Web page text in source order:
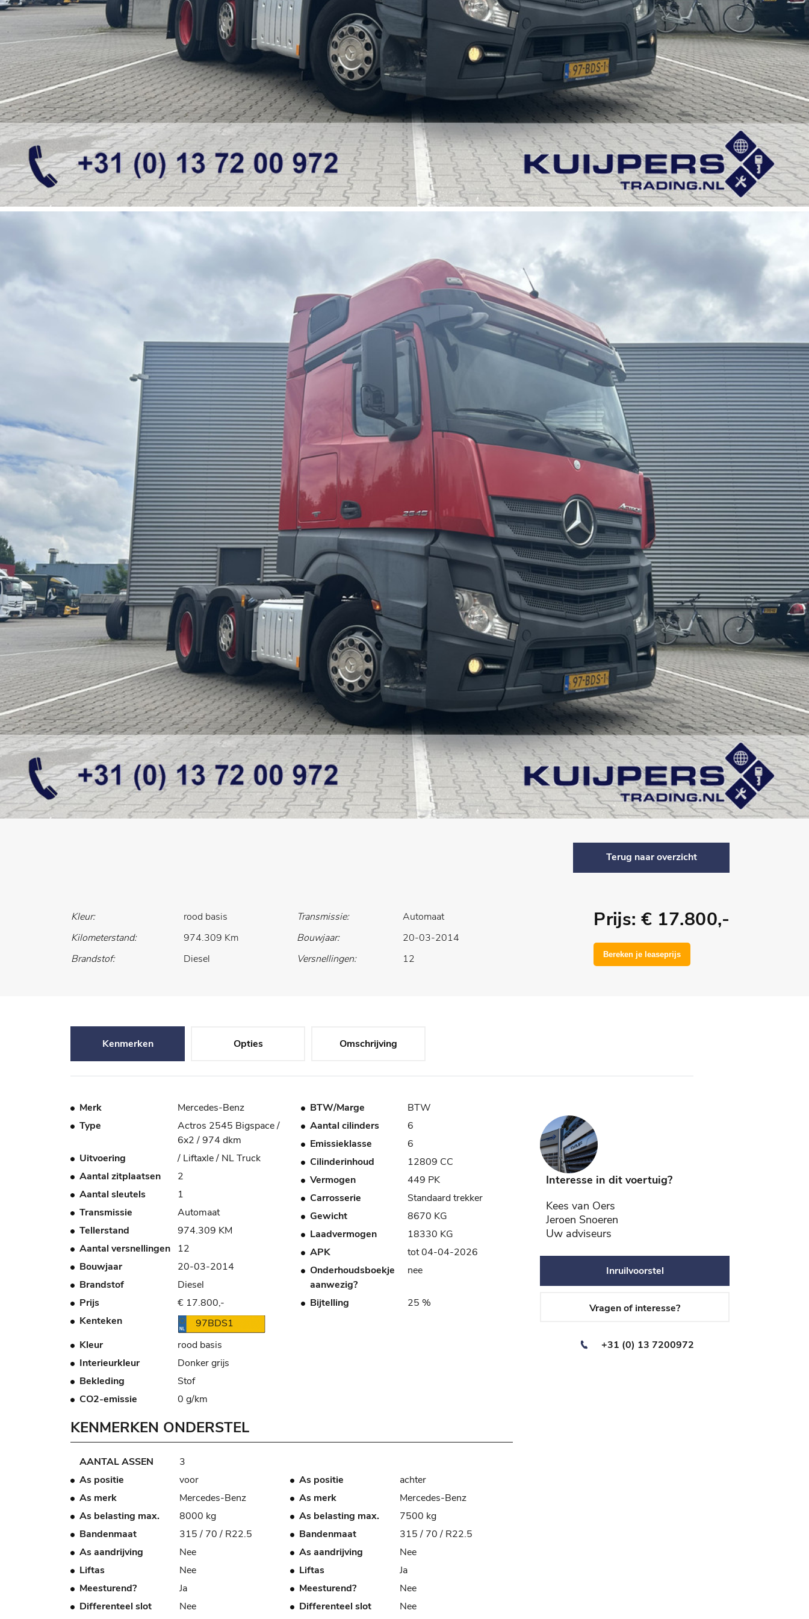
Terug naar overzicht
Kleur:
rood basis
Kilometerstand:
974.309 Km
Brandstof:
Diesel
Transmissie:
Automaat
Bouwjaar:
20-03-2014
Versnellingen:
12
Prijs: € 17.800,-
Kenmerken Opties Omschrijving
Merk
Mercedes-Benz
Type
Actros 2545 Bigspace /
6x2 / 974 dkm
Uitvoering
/ Liftaxle / NL Truck
Aantal zitplaatsen
2
Aantal sleutels
1
Transmissie
Automaat
Tellerstand
974.309 KM
Aantal versnellingen
12
Bouwjaar
20-03-2014
Brandstof
Diesel
Prijs
€ 17.800,-
Kenteken
97BDS1
Kleur
rood basis
Interieurkleur
Donker grijs
Bekleding
Stof
CO2-emissie
0 g/km
BTW/Marge
BTW
Aantal cilinders
6
Emissieklasse
6
Cilinderinhoud
12809 CC
Vermogen
449 PK
Carrosserie
Standaard trekker
Gewicht
8670 KG
Laadvermogen
18330 KG
APK
tot 04-04-2026
Onderhoudsboekje
aanwezig?
nee
Bijtelling 25 %
KENMERKEN ONDERSTEL
AANTAL ASSEN
3
As positie
voor
As merk
Mercedes-Benz
As belasting max.
8000 kg
Bandenmaat
315 / 70 / R22.5
As aandrijving
Nee
Liftas
Nee
Meesturend?
Ja
Differenteel slot
Nee
As positie
achter
As merk
Mercedes-Benz
As belasting max.
7500 kg
Bandenmaat
315 / 70 / R22.5
As aandrijving
Nee
Liftas
Ja
Meesturend?
Nee
Differenteel slot
Nee
Interesse in dit voertuig?
Kees van Oers
Jeroen Snoeren
Uw adviseurs
Inruilvoorstel
Vragen of interesse?
+31 (0) 13 7200972